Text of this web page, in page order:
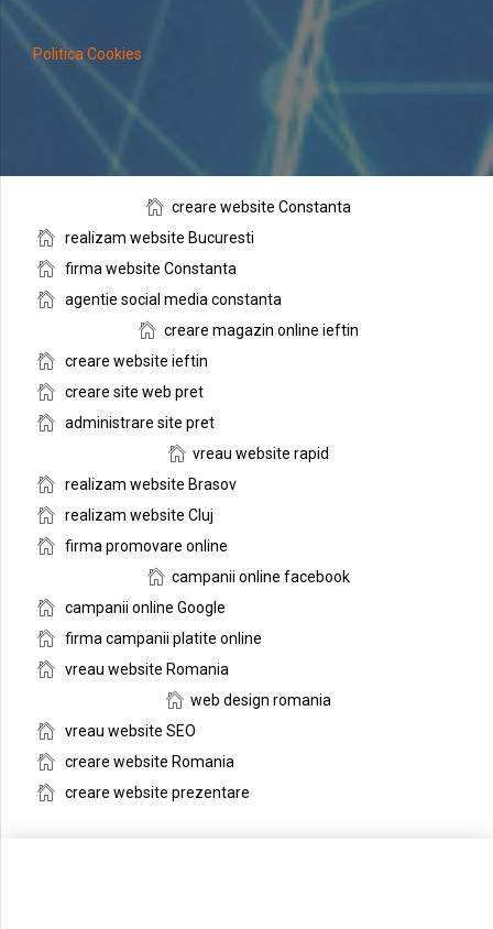
Politica Cookies
creare website Constanta
realizam website Bucuresti
firma website Constanta
agentie social media constanta
creare magazin online ieftin
creare website ieftin
creare site web pret
administrare site pret
vreau website rapid
realizam website Brasov
realizam website Cluj
firma promovare online
campanii online facebook
campanii online Google
firma campanii platite online
vreau website Romania
web design romania
vreau website SEO
creare website Romania
creare website prezentare